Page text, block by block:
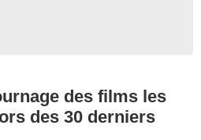
des films les
des 30 derniers